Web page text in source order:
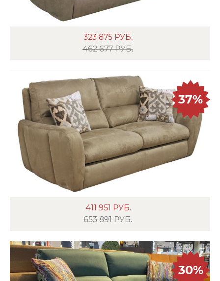
323 875 РУБ.
462 677 РУБ.
411 951 РУБ.
653 891 РУБ.
37%
30%